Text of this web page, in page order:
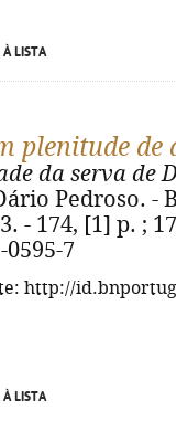
LISTA
plenitude de
da serva de
Pedroso. -
- 174, [1] p. ;
0595-7
http://
LISTA